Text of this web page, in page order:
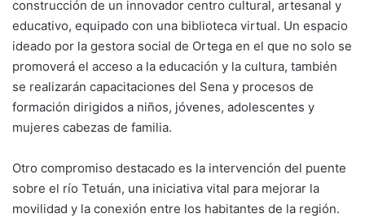
construcción de un innovador centro cultural, artesanal y
educativo, equipado con una biblioteca virtual. Un espacio
ideado por la gestora social de Ortega en el que no solo se
promoverá el acceso a la educación y la cultura, también
se realizarán capacitaciones del Sena y procesos de
formación dirigidos a niños, jóvenes, adolescentes y
mujeres cabezas de familia.
Otro compromiso destacado es la intervención del puente
sobre el río Tetuán, una iniciativa vital para mejorar la
movilidad y la conexión entre los habitantes de la región.